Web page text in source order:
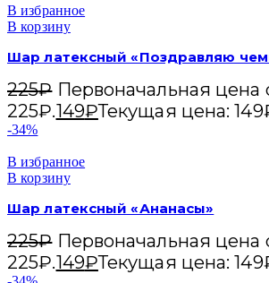
В избранное
В корзину
Шар латексный «Поздравляю
225₽ Первоначальная цена
225₽.149₽Текущая цена:
-34%
В избранное
В корзину
Шар латексный «Ананасы»
225₽ Первоначальная цена
225₽.149₽Текущая цена: